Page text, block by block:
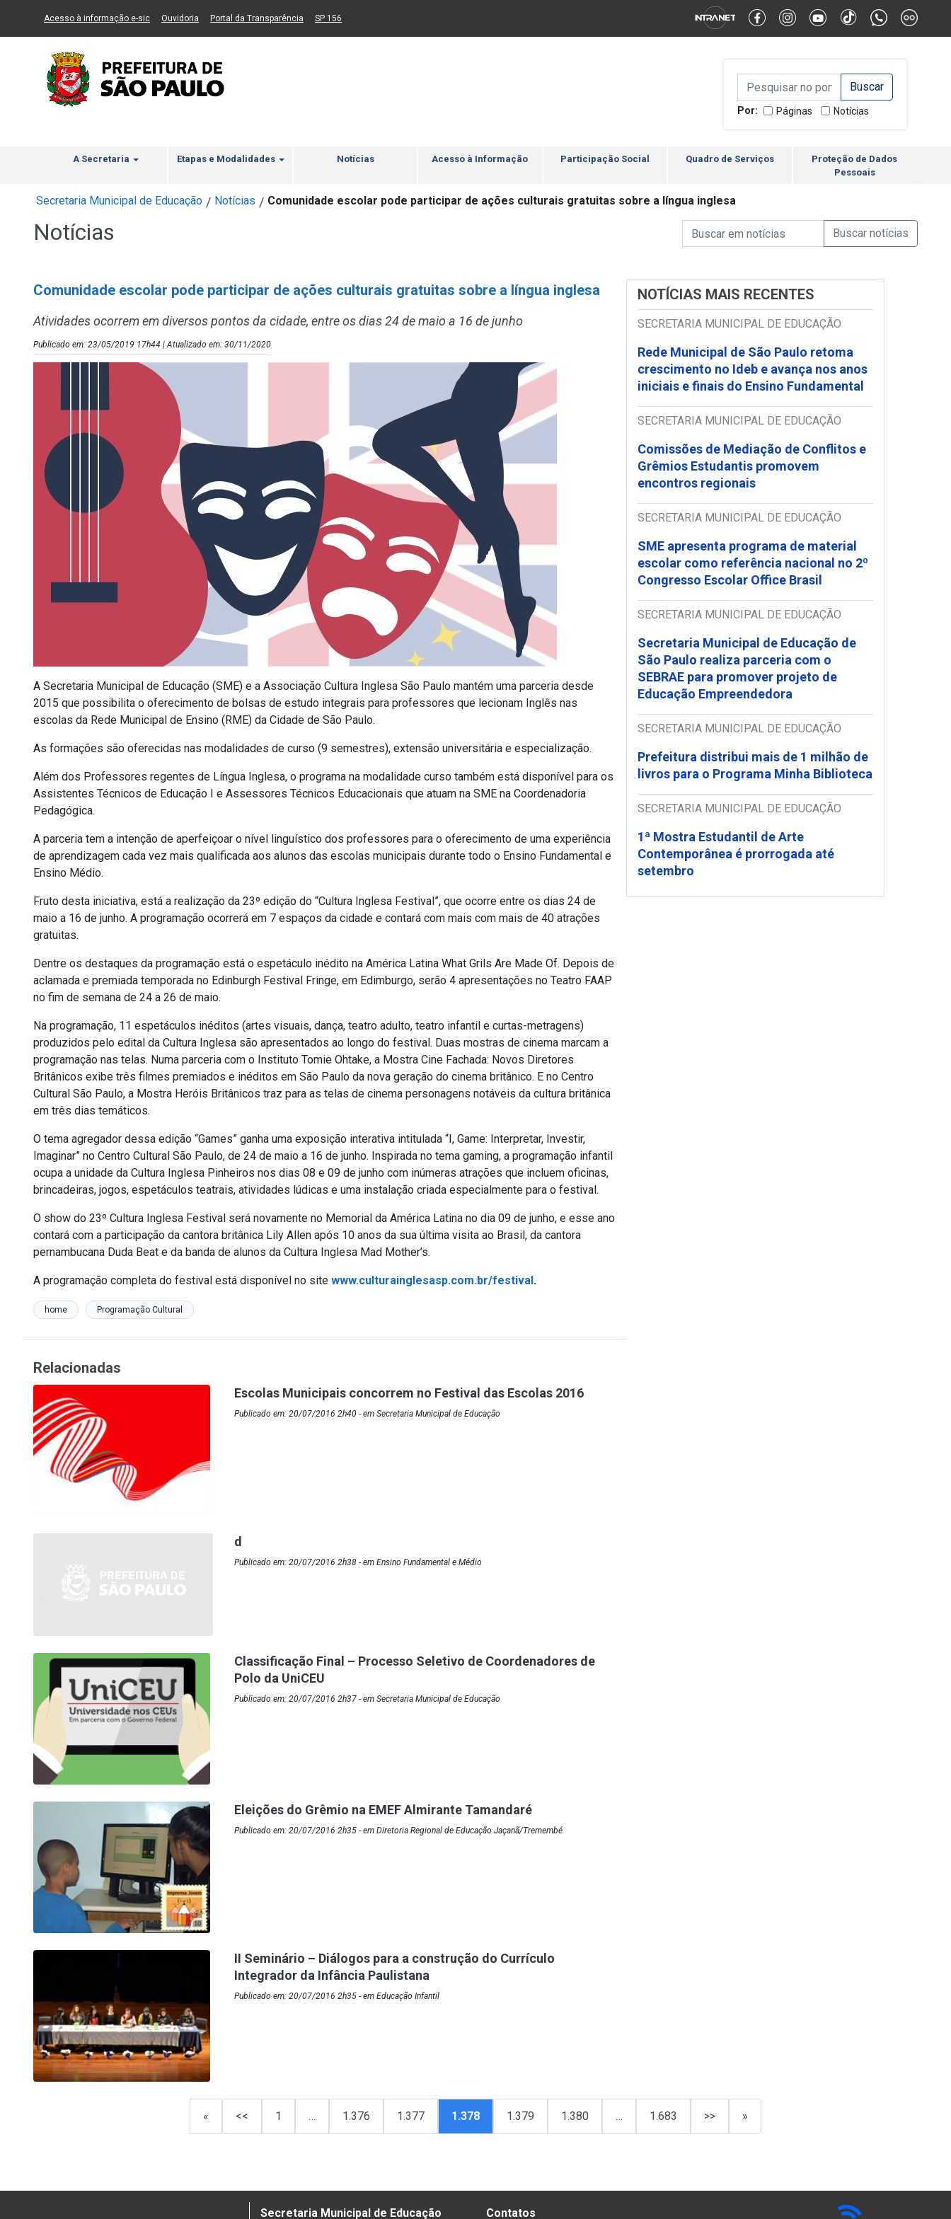
Ir ao Conteúdo Ir para menu principal 2 Ir para busca Ir para rodapé Alternar Alto Contraste Alternar Tamanho da Fonte
Acesso à informação e-sic(Link para um novo sítio)
Ouvidoria (Link para um novo sítio)
Portal da Transparência (Link para um novo sítio)
SP 156
Campo de Busca de
Campo de Busca de informaçõesEnviar a Busca
Por: Páginas Notícias
A Secretaria Etapas e Modalidades Notícias Acesso à Informação Participação Social Quadro de Serviços
Proteção de Dados
Pessoais
Secretaria Municipal de Educação / Notícias / Comunidade escolar pode participar de ações culturais gratuitas sobre a língua inglesa
Notícias Campo de Busca de Notícias
Campo de Busca de informaçõesEnviar a Busca de
Comunidade escolar pode participar de ações culturais gratuitas sobre a língua inglesa
Atividades ocorrem em diversos pontos da cidade, entre os dias 24 de maio a 16 de junho
Publicado em: 23/05/2019 17h44 | Atualizado em: 30/11/2020
A Secretaria Municipal de Educação (SME) e a Associação Cultura Inglesa São Paulo mantém uma parceria desde
2015 que possibilita o oferecimento de bolsas de estudo integrais para professores que lecionam Inglês nas
escolas da Rede Municipal de Ensino (RME) da Cidade de São Paulo.
As formações são oferecidas nas modalidades de curso (9 semestres), extensão universitária e especialização.
Além dos Professores regentes de Língua Inglesa, o programa na modalidade curso também está disponível para os
Assistentes Técnicos de Educação I e Assessores Técnicos Educacionais que atuam na SME na Coordenadoria
Pedagógica.
A parceria tem a intenção de aperfeiçoar o nível linguístico dos professores para o oferecimento de uma experiência
de aprendizagem cada vez mais qualificada aos alunos das escolas municipais durante todo o Ensino Fundamental e
Ensino Médio.
Fruto desta iniciativa, está a realização da 23º edição do “Cultura Inglesa Festival”, que ocorre entre os dias 24 de
maio a 16 de junho. A programação ocorrerá em 7 espaços da cidade e contará com mais com mais de 40 atrações
gratuitas.
Dentre os destaques da programação está o espetáculo inédito na América Latina What Grils Are Made Of. Depois de
aclamada e premiada temporada no Edinburgh Festival Fringe, em Edimburgo, serão 4 apresentações no Teatro FAAP
no fim de semana de 24 a 26 de maio.
Na programação, 11 espetáculos inéditos (artes visuais, dança, teatro adulto, teatro infantil e curtas-metragens)
produzidos pelo edital da Cultura Inglesa são apresentados ao longo do festival. Duas mostras de cinema marcam a
programação nas telas. Numa parceria com o Instituto Tomie Ohtake, a Mostra Cine Fachada: Novos Diretores
Britânicos exibe três filmes premiados e inéditos em São Paulo da nova geração do cinema britânico. E no Centro
Cultural São Paulo, a Mostra Heróis Britânicos traz para as telas de cinema personagens notáveis da cultura britânica
em três dias temáticos.
O tema agregador dessa edição “Games” ganha uma exposição interativa intitulada “I, Game: Interpretar, Investir,
Imaginar” no Centro Cultural São Paulo, de 24 de maio a 16 de junho. Inspirada no tema gaming, a programação infantil
ocupa a unidade da Cultura Inglesa Pinheiros nos dias 08 e 09 de junho com inúmeras atrações que incluem oficinas,
brincadeiras, jogos, espetáculos teatrais, atividades lúdicas e uma instalação criada especialmente para o festival.
O show do 23º Cultura Inglesa Festival será novamente no Memorial da América Latina no dia 09 de junho, e esse ano
contará com a participação da cantora britânica Lily Allen após 10 anos da sua última visita ao Brasil, da cantora
pernambucana Duda Beat e da banda de alunos da Cultura Inglesa Mad Mother’s.
A programação completa do festival está disponível no site www.culturainglesasp.com.br/festival.
home Programação Cultural
NOTÍCIAS MAIS RECENTES
SECRETARIA MUNICIPAL DE EDUCAÇÃO
Rede Municipal de São Paulo retoma
crescimento no Ideb e avança nos anos
iniciais e finais do Ensino Fundamental
SECRETARIA MUNICIPAL DE EDUCAÇÃO
Comissões de Mediação de Conflitos e
Grêmios Estudantis promovem
encontros regionais
SECRETARIA MUNICIPAL DE EDUCAÇÃO
SME apresenta programa de material
escolar como referência nacional no 2º
Congresso Escolar Office Brasil
SECRETARIA MUNICIPAL DE EDUCAÇÃO
Secretaria Municipal de Educação de
São Paulo realiza parceria com o
SEBRAE para promover projeto de
Educação Empreendedora
SECRETARIA MUNICIPAL DE EDUCAÇÃO
Prefeitura distribui mais de 1 milhão de
livros para o Programa Minha Biblioteca
SECRETARIA MUNICIPAL DE EDUCAÇÃO
1ª Mostra Estudantil de Arte
Contemporânea é prorrogada até
setembro
Relacionadas
Escolas Municipais concorrem no Festival das Escolas 2016
Publicado em: 20/07/2016 2h40 - em Secretaria Municipal de Educação
d
Publicado em: 20/07/2016 2h38 - em Ensino Fundamental e Médio
Classificação Final – Processo Seletivo de Coordenadores de
Polo da UniCEU
Publicado em: 20/07/2016 2h37 - em Secretaria Municipal de Educação
Eleições do Grêmio na EMEF Almirante Tamandaré
Publicado em: 20/07/2016 2h35 - em Diretoria Regional de Educação Jaçanã/Tremembé
II Seminário – Diálogos para a construção do Currículo
Integrador da Infância Paulistana
Publicado em: 20/07/2016 2h35 - em Educação Infantil
« << 1 … 1.376 1.377 1.378 1.379 1.380 … 1.683 >> »
Secretaria Municipal de Educação Contatos